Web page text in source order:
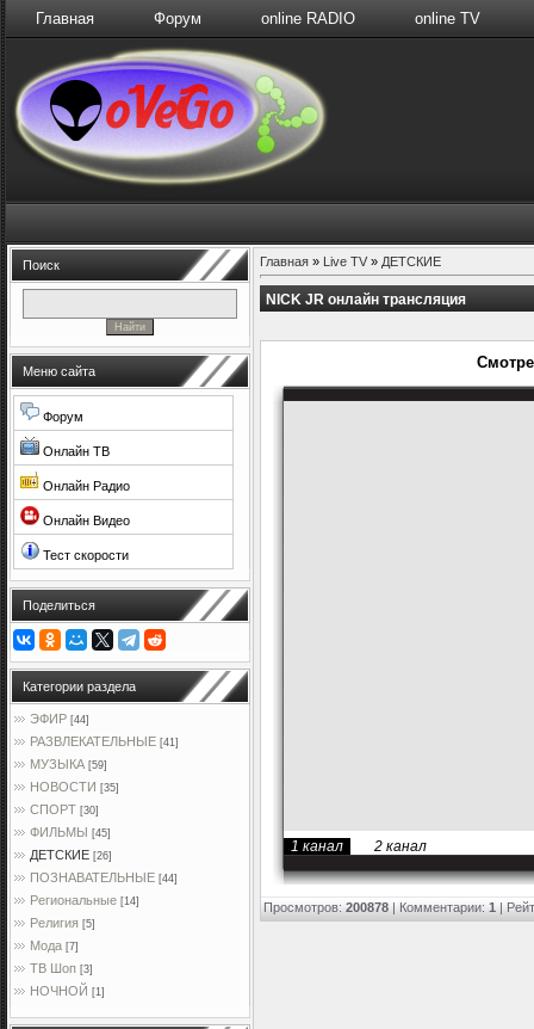
Главная Форум online RADIO online TV
Поиск
Меню сайта
Форум
Онлайн ТВ
Онлайн Радио
Онлайн Видео
Тест скорости
Поделиться
Категории раздела
ЭФИР [44]
РАЗВЛЕКАТЕЛЬНЫЕ [41]
МУЗЫКА [59]
НОВОСТИ [35]
СПОРТ [30]
ФИЛЬМЫ [45]
ДЕТСКИЕ [26]
ПОЗНАВАТЕЛЬНЫЕ [44]
Региональные [14]
Религия [5]
Мода [7]
ТВ Шоп [3]
НОЧНОЙ [1]
Главная » Live TV » ДЕТСКИЕ
NICK JR онлайн трансляция
1 канал 2 канал
Просмотров: 200878 | Комментарии: 1 |